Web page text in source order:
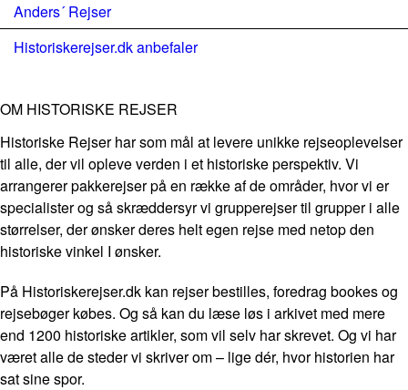
Anders´ Rejser
Historiskerejser.dk anbefaler
OM HISTORISKE REJSER
Historiske Rejser har som mål at levere unikke rejseoplevelser
til alle, der vil opleve verden i et historiske perspektiv. Vi
arrangerer pakkerejser på en række af de områder, hvor vi er
specialister og så skræddersyr vi grupperejser til grupper i alle
størrelser, der ønsker deres helt egen rejse med netop den
historiske vinkel I ønsker.
På Historiskerejser.dk kan rejser bestilles, foredrag bookes og
rejsebøger købes. Og så kan du læse løs i arkivet med mere
end 1200 historiske artikler, som vil selv har skrevet. Og vi har
været alle de steder vi skriver om – lige dér, hvor historien har
sat sine spor.